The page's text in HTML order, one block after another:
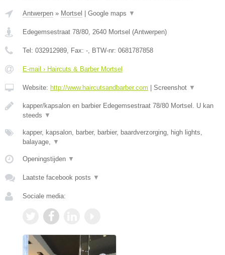
Antwerpen » Mortsel Google maps ▼
Edegemsestraat 78/80, 2640 Mortsel (Antwerpen)
Tel: 032912989, Fax: -, BTW-nr: 0681787858
E-mail › Haircuts & Barber Mortsel
Website: http://www.haircutsandbarber.com Screenshot ▼
kapper/kapsalon en barbier Edegemsestraat 78/80 Mortsel. U kan
steeds ▼
kapper, kapsalon, barber, barbier, baardverzorging, high lights,
balayage, ▼
Openingstijden ▼
Laatste facebook posts ▼
Sociale media: